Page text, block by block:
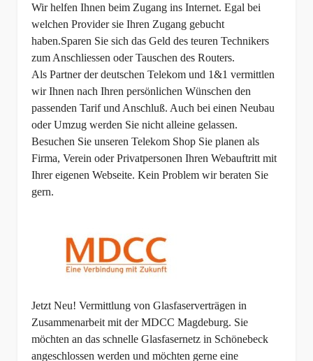
Wir helfen Ihnen beim Zugang ins Internet. Egal bei
welchen Provider sie Ihren Zugang gebucht
haben.Sparen Sie sich das Geld des teuren Technikers
zum Anschliessen oder Tauschen des Routers.
Als Partner der deutschen Telekom und 1&1 vermittlen
wir Ihnen nach Ihren persönlichen Wünschen den
passenden Tarif und Anschluß. Auch bei einen Neubau
oder Umzug werden Sie nicht alleine gelassen.
Besuchen Sie unseren Telekom Shop Sie planen als
Firma, Verein oder Privatpersonen Ihren Webauftritt mit
Ihrer eigenen Webseite. Kein Problem wir beraten Sie
gern.
Jetzt Neu! Vermittlung von Glasfaserverträgen in
Zusammenarbeit mit der MDCC Magdeburg. Sie
möchten an das schnelle Glasfasernetz in Schönebeck
angeschlossen werden und möchten gerne eine